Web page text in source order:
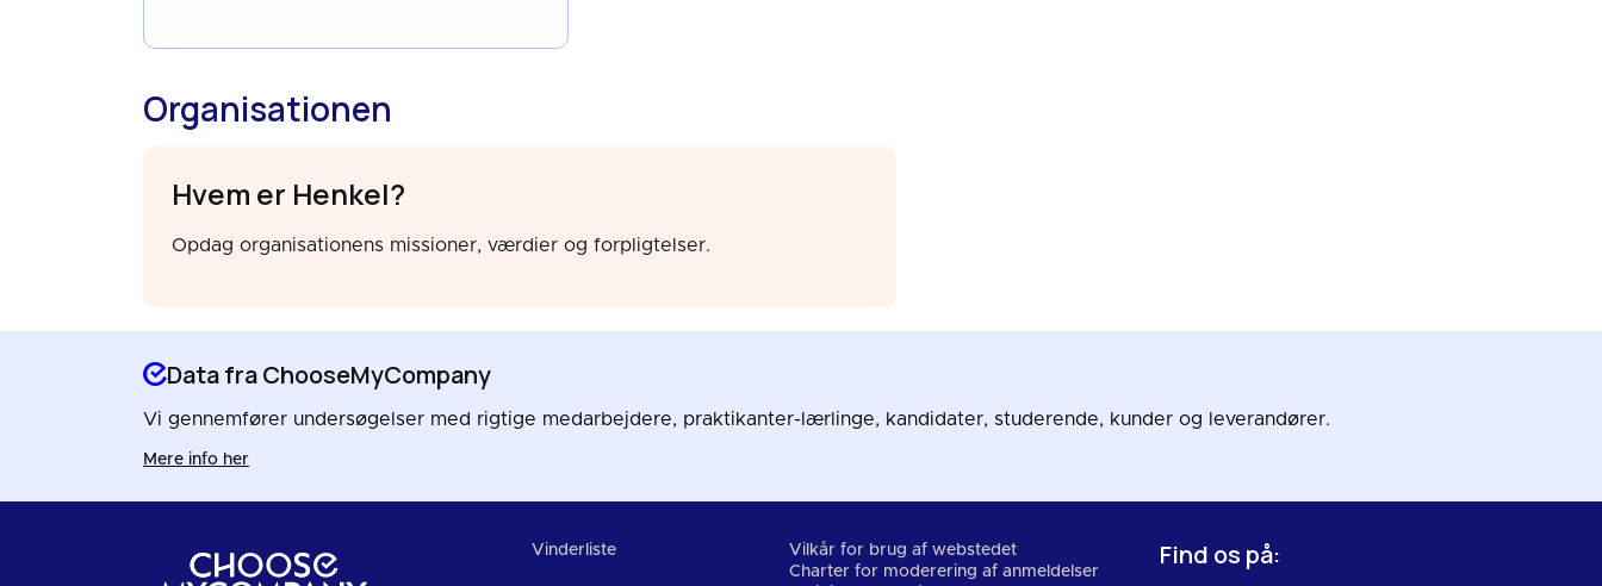
Organisationen
Hvem er Henkel?
Opdag organisationens missioner, værdier og forpligtelser.
Data fra ChooseMyCompany
Vi gennemfører undersøgelser med rigtige medarbejdere, praktikanter-lærlinge, kandidater, studerende, kunder og leverandører.
Mere info her
Vinderliste
Vilkår for brug af webstedet
Charter for moderering af anmeldelser
Find os på: